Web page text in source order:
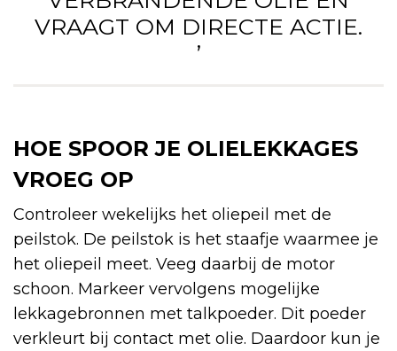
VRAAGT OM DIRECTE ACTIE.
’
HOE SPOOR JE OLIELEKKAGES
VROEG OP
Controleer wekelijks het oliepeil met de
peilstok. De peilstok is het staafje waarmee je
het oliepeil meet. Veeg daarbij de motor
schoon. Markeer vervolgens mogelijke
lekkagebronnen met talkpoeder. Dit poeder
verkleurt bij contact met olie. Daardoor kun je